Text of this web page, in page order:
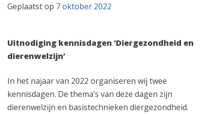
Geplaatst op 7 oktober 2022
Uitnodiging kennisdagen ‘Diergezondheid en
dierenwelzijn’
In het najaar van 2022 organiseren wij twee
kennisdagen. De thema’s van deze dagen zijn
dierenwelzijn en basistechnieken diergezondheid.